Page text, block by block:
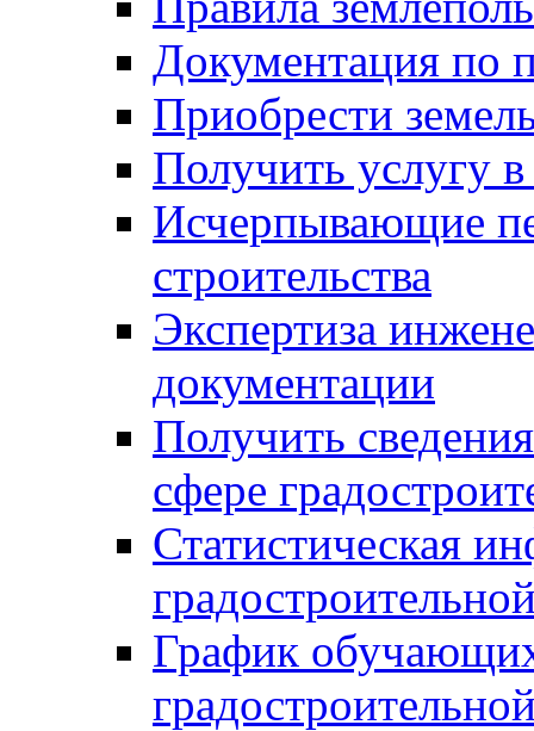
Документация по
Приобрести
Получить услугу в
Исчерпывающие
строительства
Экспертиза
документации
Получить
сфере
Статистическая
График